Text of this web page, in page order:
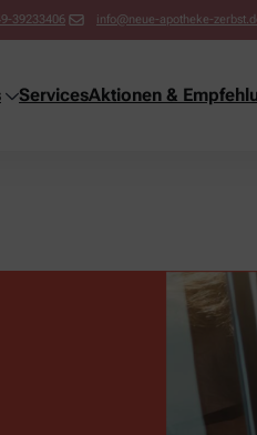
39233406 info@neue-apotheke-
ServicesAktionen &